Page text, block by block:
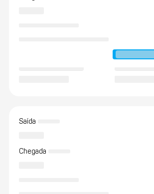
Saída
Chegada